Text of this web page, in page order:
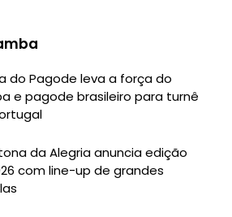
do Pagode leva a força do
e pagode brasileiro para turnê
da Alegria anuncia edição
com line-up de grandes